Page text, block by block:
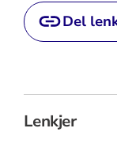
Del
Lenkjer